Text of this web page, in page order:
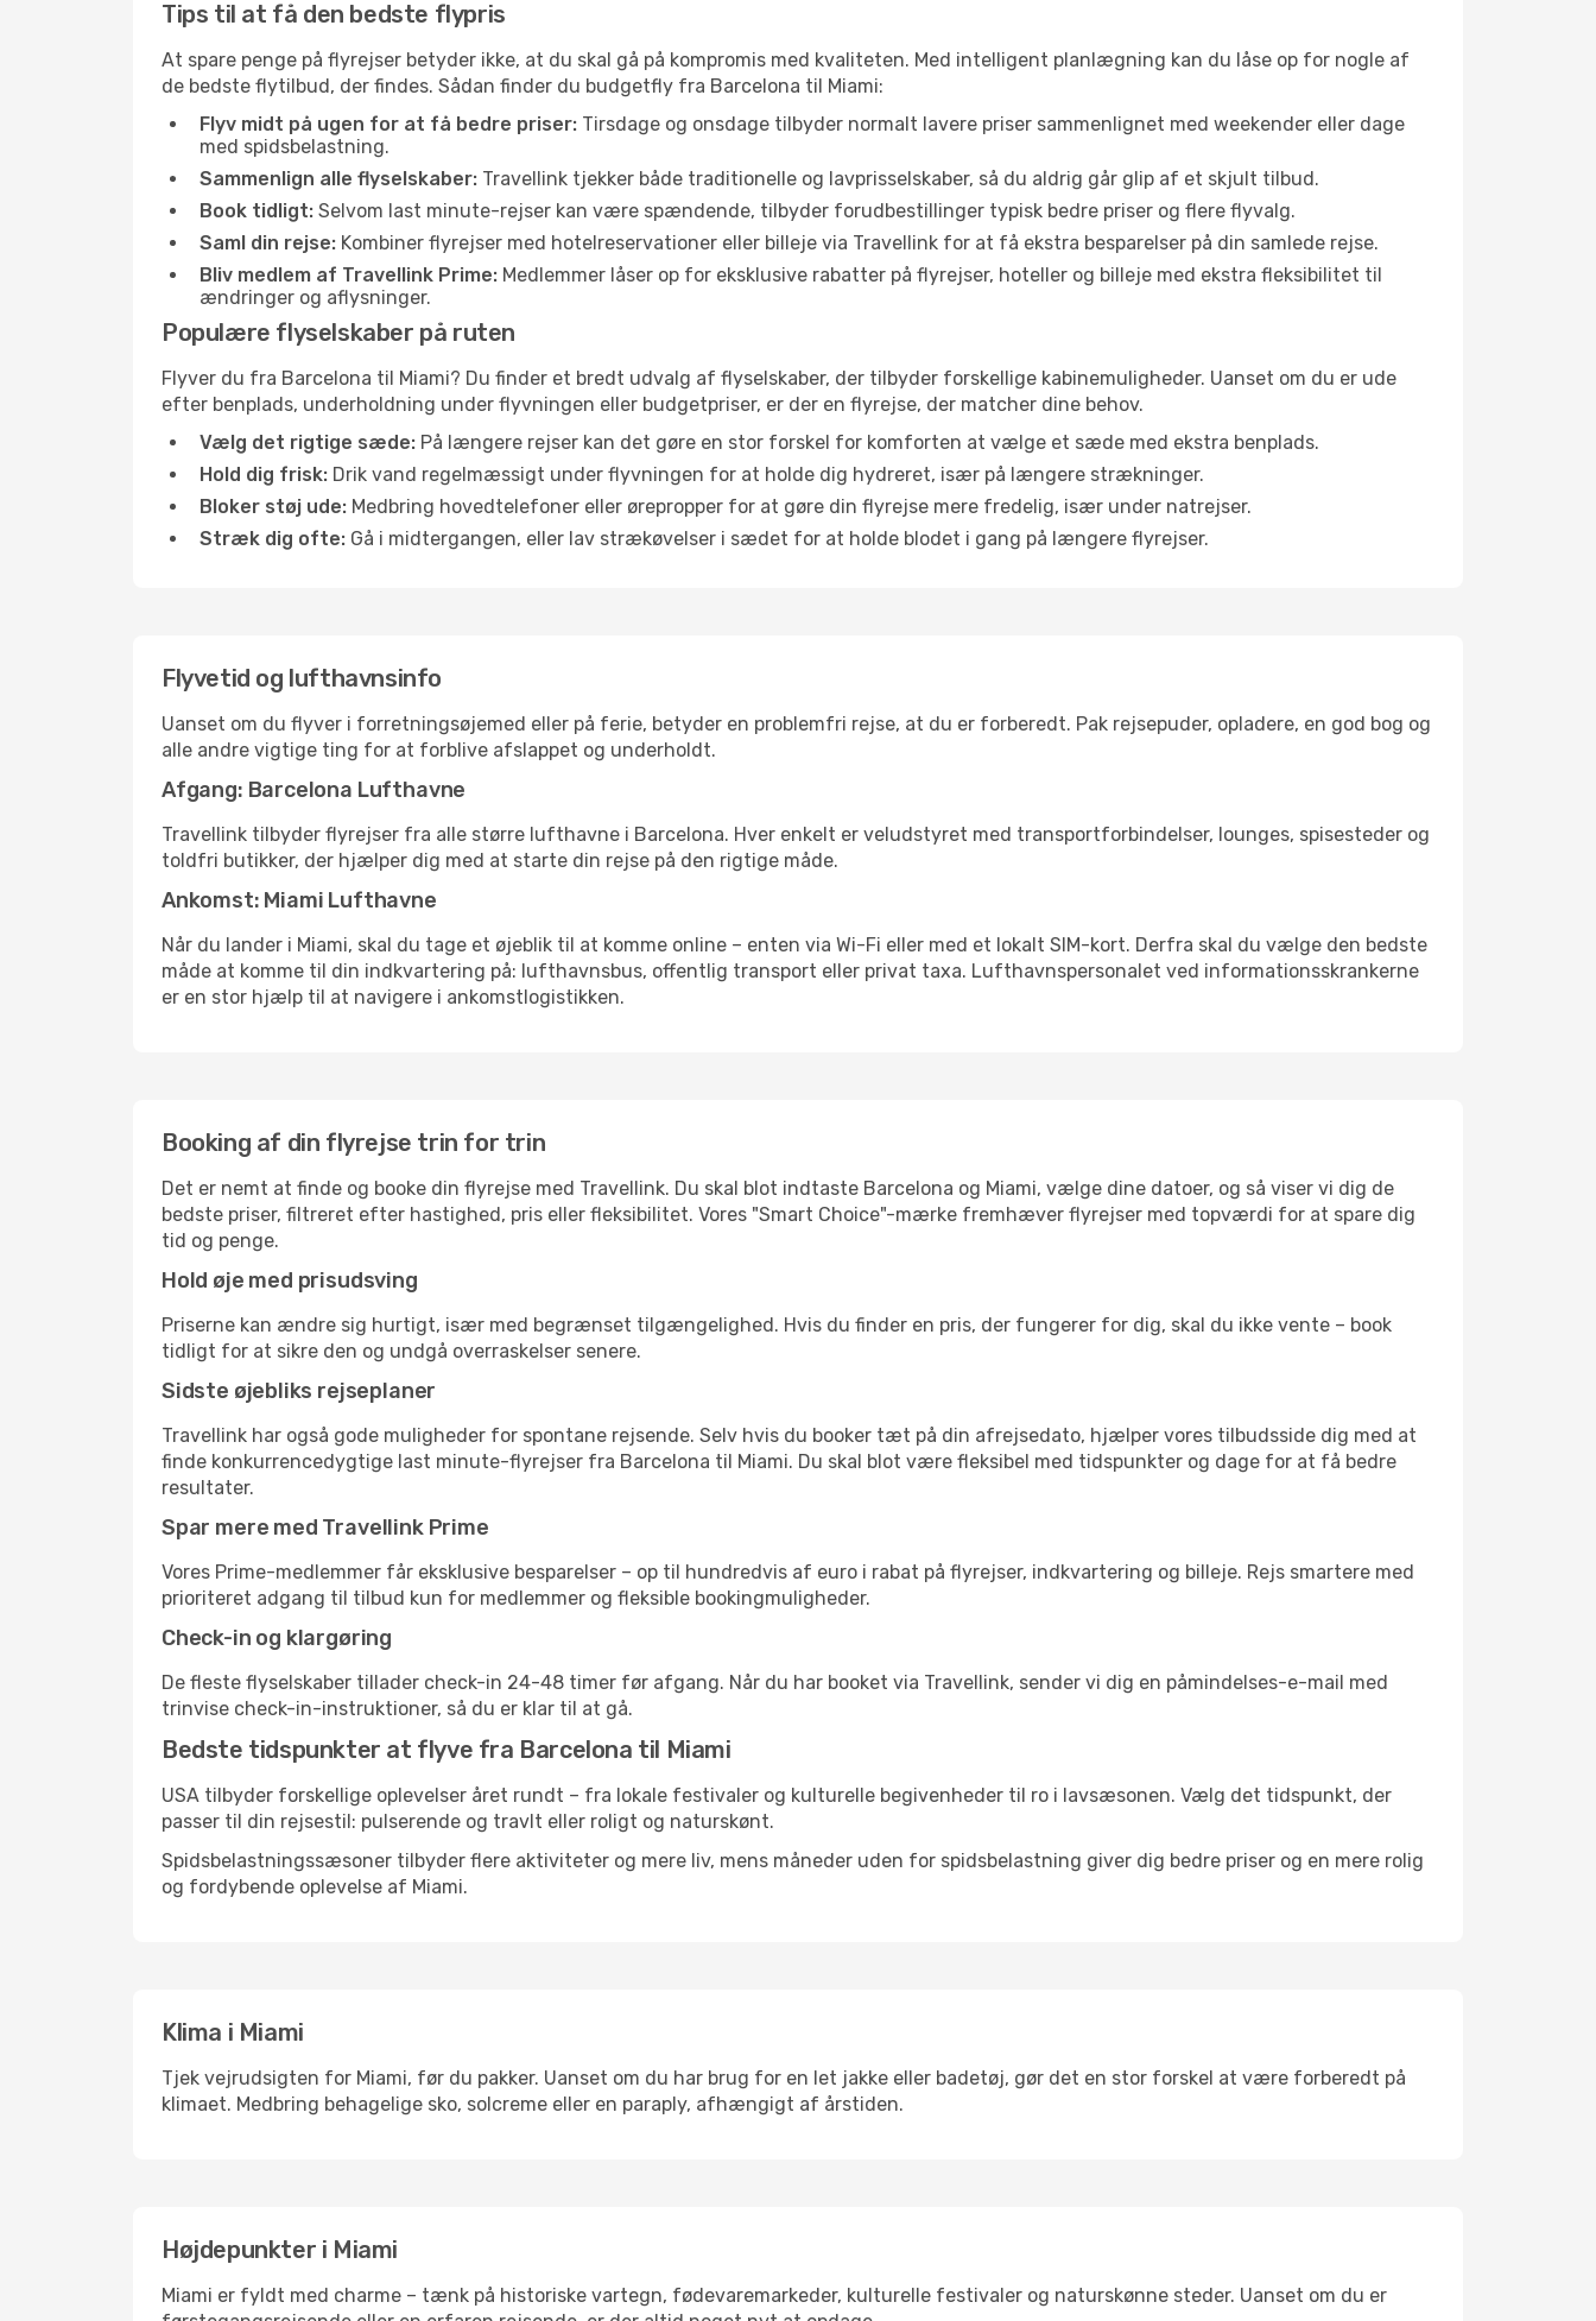
Tips til at få den bedste flypris
At spare penge på flyrejser betyder ikke, at du skal gå på kompromis med kvaliteten. Med intelligent planlægning kan du låse op for nogle af
de bedste flytilbud, der findes. Sådan finder du budgetfly fra Barcelona til Miami:
Flyv midt på ugen for at få bedre priser: Tirsdage og onsdage tilbyder normalt lavere priser sammenlignet med weekender eller dage
med spidsbelastning.
Sammenlign alle flyselskaber: Travellink tjekker både traditionelle og lavprisselskaber, så du aldrig går glip af et skjult tilbud.
Book tidligt: Selvom last minute-rejser kan være spændende, tilbyder forudbestillinger typisk bedre priser og flere flyvalg.
Saml din rejse: Kombiner flyrejser med hotelreservationer eller billeje via Travellink for at få ekstra besparelser på din samlede rejse.
Bliv medlem af Travellink Prime: Medlemmer låser op for eksklusive rabatter på flyrejser, hoteller og billeje med ekstra fleksibilitet til
ændringer og aflysninger.
Populære flyselskaber på ruten
Flyver du fra Barcelona til Miami? Du finder et bredt udvalg af flyselskaber, der tilbyder forskellige kabinemuligheder. Uanset om du er ude
efter benplads, underholdning under flyvningen eller budgetpriser, er der en flyrejse, der matcher dine behov.
Vælg det rigtige sæde: På længere rejser kan det gøre en stor forskel for komforten at vælge et sæde med ekstra benplads.
Hold dig frisk: Drik vand regelmæssigt under flyvningen for at holde dig hydreret, især på længere strækninger.
Bloker støj ude: Medbring hovedtelefoner eller ørepropper for at gøre din flyrejse mere fredelig, især under natrejser.
Stræk dig ofte: Gå i midtergangen, eller lav strækøvelser i sædet for at holde blodet i gang på længere flyrejser.
Flyvetid og lufthavnsinfo
Uanset om du flyver i forretningsøjemed eller på ferie, betyder en problemfri rejse, at du er forberedt. Pak rejsepuder, opladere, en god bog og
alle andre vigtige ting for at forblive afslappet og underholdt.
Afgang: Barcelona Lufthavne
Travellink tilbyder flyrejser fra alle større lufthavne i Barcelona. Hver enkelt er veludstyret med transportforbindelser, lounges, spisesteder og
toldfri butikker, der hjælper dig med at starte din rejse på den rigtige måde.
Ankomst: Miami Lufthavne
Når du lander i Miami, skal du tage et øjeblik til at komme online – enten via Wi-Fi eller med et lokalt SIM-kort. Derfra skal du vælge den bedste
måde at komme til din indkvartering på: lufthavnsbus, offentlig transport eller privat taxa. Lufthavnspersonalet ved informationsskrankerne
er en stor hjælp til at navigere i ankomstlogistikken.
Booking af din flyrejse trin for trin
Det er nemt at finde og booke din flyrejse med Travellink. Du skal blot indtaste Barcelona og Miami, vælge dine datoer, og så viser vi dig de
bedste priser, filtreret efter hastighed, pris eller fleksibilitet. Vores "Smart Choice"-mærke fremhæver flyrejser med topværdi for at spare dig
tid og penge.
Hold øje med prisudsving
Priserne kan ændre sig hurtigt, især med begrænset tilgængelighed. Hvis du finder en pris, der fungerer for dig, skal du ikke vente – book
tidligt for at sikre den og undgå overraskelser senere.
Sidste øjebliks rejseplaner
Travellink har også gode muligheder for spontane rejsende. Selv hvis du booker tæt på din afrejsedato, hjælper vores tilbudsside dig med at
finde konkurrencedygtige last minute-flyrejser fra Barcelona til Miami. Du skal blot være fleksibel med tidspunkter og dage for at få bedre
resultater.
Spar mere med Travellink Prime
Vores Prime-medlemmer får eksklusive besparelser – op til hundredvis af euro i rabat på flyrejser, indkvartering og billeje. Rejs smartere med
prioriteret adgang til tilbud kun for medlemmer og fleksible bookingmuligheder.
Check-in og klargøring
De fleste flyselskaber tillader check-in 24-48 timer før afgang. Når du har booket via Travellink, sender vi dig en påmindelses-e-mail med
trinvise check-in-instruktioner, så du er klar til at gå.
Bedste tidspunkter at flyve fra Barcelona til Miami
USA tilbyder forskellige oplevelser året rundt – fra lokale festivaler og kulturelle begivenheder til ro i lavsæsonen. Vælg det tidspunkt, der
passer til din rejsestil: pulserende og travlt eller roligt og naturskønt.
Spidsbelastningssæsoner tilbyder flere aktiviteter og mere liv, mens måneder uden for spidsbelastning giver dig bedre priser og en mere rolig
og fordybende oplevelse af Miami.
Klima i Miami
Tjek vejrudsigten for Miami, før du pakker. Uanset om du har brug for en let jakke eller badetøj, gør det en stor forskel at være forberedt på
klimaet. Medbring behagelige sko, solcreme eller en paraply, afhængigt af årstiden.
Højdepunkter i Miami
Miami er fyldt med charme – tænk på historiske vartegn, fødevaremarkeder, kulturelle festivaler og naturskønne steder. Uanset om du er